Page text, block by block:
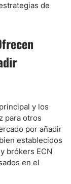
de
y los
para otros
por añadir
establecidos
brókers ECN
en el